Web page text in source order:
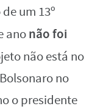
um 13º
anonão foi
não está no
no
o presidente